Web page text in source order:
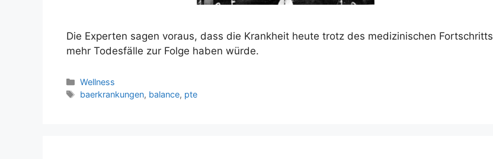
Die Experten sagen voraus, dass die Krankheit heute trotz des medizinischen Fortschritts
mehr Todesfälle zur Folge haben würde.
Kategorien
Wellness
Schlagwörter
baerkrankungen, balance, pte